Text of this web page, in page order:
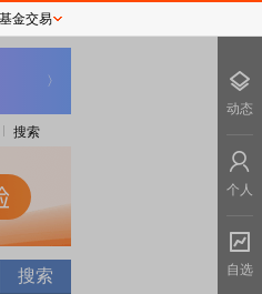
搜索
基金交易
动态
个人
自选